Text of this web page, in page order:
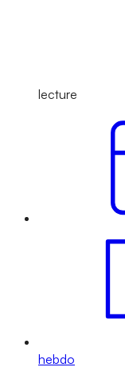
lecture
hebdo